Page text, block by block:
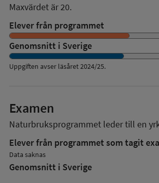
Maxvärdet är 20.
Elever från programmet
Genomsnitt i Sverige
Uppgiften avser läsåret2024/25.
Examen
Naturbruksprogrammet leder till en
Elever från programmet som tagit
Data saknas
Genomsnitt i Sverige